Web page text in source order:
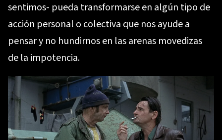
sentimos- pueda transformarse en algún tipo de
acción personal o colectiva que nos ayude a
pensar y no hundirnos en las arenas movedizas
de la impotencia.